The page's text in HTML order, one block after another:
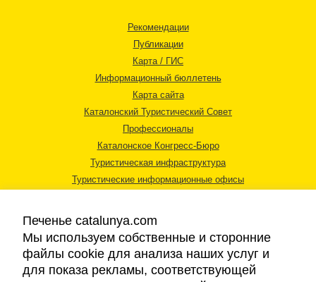
Рекомендации
Публикации
Карта / ГИС
Информационный бюллетень
Карта сайта
Каталонский Туристический Совет
Профессионалы
Каталонское Конгресс-Бюро
Туристическая инфраструктура
Туристические информационные офисы
Правовая информация
Печенье catalunya.com
Мы используем собственные и сторонние
файлы cookie для анализа наших услуг и
для показа рекламы, соответствующей